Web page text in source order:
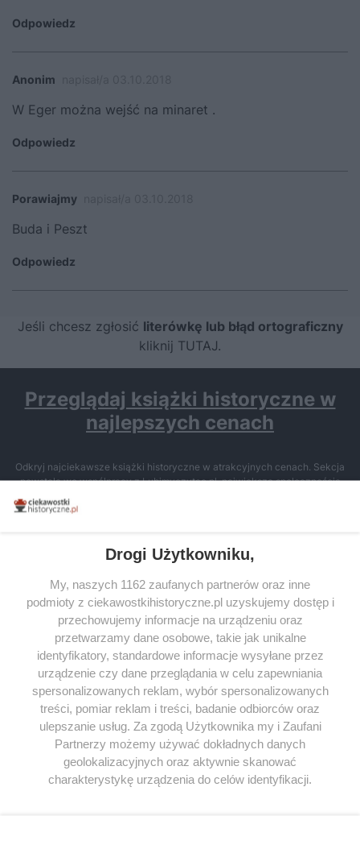
Odpowiedz
Anonim
W Eger można wejść na minaret .
Odpowiedz
Porawiajmy
Buda i Peszt
Odpowiedz
Jeśli chcesz zgłosić literówkę lub błąd ortograficzny
kliknij TUTAJ.
Przeglądaj książki historyczne w
najlepszych cenach
Odkryj najciekawsze książki historyczne w atrakcyjnych cenach. Sekcja
powstała we współpracy z Lubimyczytac.pl, największą społecznością
miłośników literatury w Polsce – dzięki temu możesz wybierać spośród
tytułów najwyżej ocenianych przez czytelników.
SERWIS
SPOŁECZNOŚĆ
WSPÓŁPRACA
KONTAKT
ODWIEDŹ RÓWNIEŻ:
Drogi Użytkowniku,
My, naszych 1162 zaufanych partnerów oraz inne
podmioty z ciekawostkihistoryczne.pl uzyskujemy dostęp i
przechowujemy informacje na urządzeniu oraz
przetwarzamy dane osobowe, takie jak unikalne
identyfikatory, standardowe informacje wysyłane przez
urządzenie czy dane przeglądania w celu zapewniania
spersonalizowanych reklam, wybór spersonalizowanych
treści, pomiar reklam i treści, badanie odbiorców oraz
ulepszanie usług. Za zgodą Użytkownika my i Zaufani
Partnerzy możemy używać dokładnych danych
geolokalizacyjnych oraz aktywnie skanować
charakterystykę urządzenia do celów identyfikacji.